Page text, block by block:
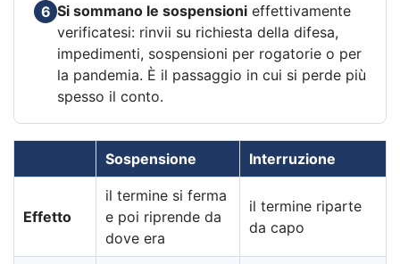
6 Si sommano le sospensioni effettivamente
verificatesi: rinvii su richiesta della difesa,
impedimenti, sospensioni per rogatorie o per
la pandemia. È il passaggio in cui si perde più
spesso il conto.
Sospensione Interruzione
Effetto
il termine si ferma
e poi riprende da
dove era
il termine riparte
da capo